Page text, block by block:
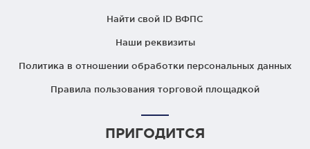
Найти свой ID ВФПС
Наши реквизиты
Политика в отношении обработки персональных данных
Правила пользования торговой площадкой
ПРИГОДИТСЯ